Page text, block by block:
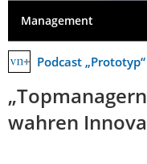
Management
Podcast „Prototyp“
wahren